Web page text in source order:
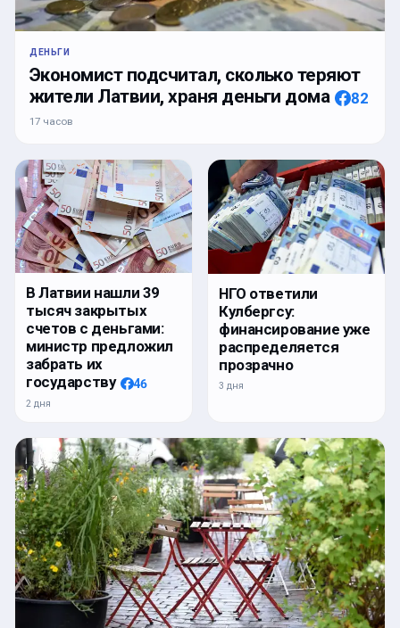
ДЕНЬГИ
Экономист подсчитал, сколько теряют
жители Латвии, храня деньги дома
82
17 часов
В Латвии нашли 39
тысяч закрытых
счетов с деньгами:
министр предложил
забрать их
государству
46
2 дня
НГО ответили
Кулбергсу:
финансирование уже
распределяется
прозрачно
3 дня